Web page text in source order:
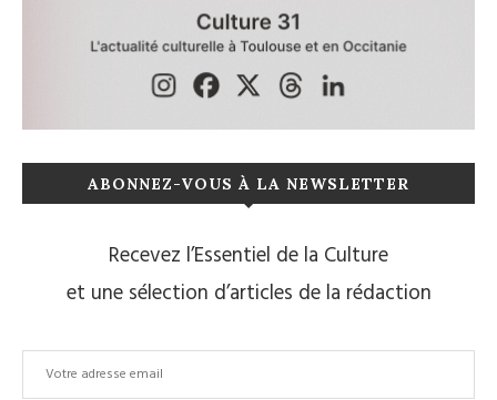
ABONNEZ-VOUS À LA NEWSLETTER
Recevez l’Essentiel de la Culture
et une sélection d’articles de la rédaction